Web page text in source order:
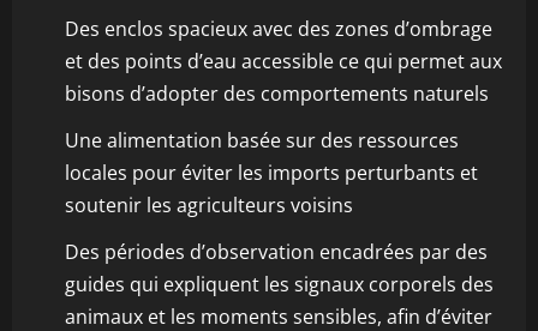
Des enclos spacieux avec des zones d’ombrage
et des points d’eau accessible ce qui permet aux
bisons d’adopter des comportements naturels
Une alimentation basée sur des ressources
locales pour éviter les imports perturbants et
soutenir les agriculteurs voisins
Des périodes d’observation encadrées par des
guides qui expliquent les signaux corporels des
animaux et les moments sensibles, afin d’éviter